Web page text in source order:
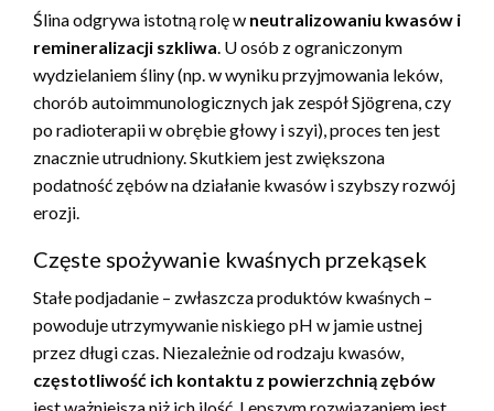
Ślina odgrywa istotną rolę w neutralizowaniu kwasów i
remineralizacji szkliwa. U osób z ograniczonym
wydzielaniem śliny (np. w wyniku przyjmowania leków,
chorób autoimmunologicznych jak zespół Sjögrena, czy
po radioterapii w obrębie głowy i szyi), proces ten jest
znacznie utrudniony. Skutkiem jest zwiększona
podatność zębów na działanie kwasów i szybszy rozwój
erozji.
Częste spożywanie kwaśnych przekąsek
Stałe podjadanie – zwłaszcza produktów kwaśnych –
powoduje utrzymywanie niskiego pH w jamie ustnej
przez długi czas. Niezależnie od rodzaju kwasów,
częstotliwość ich kontaktu z powierzchnią zębów